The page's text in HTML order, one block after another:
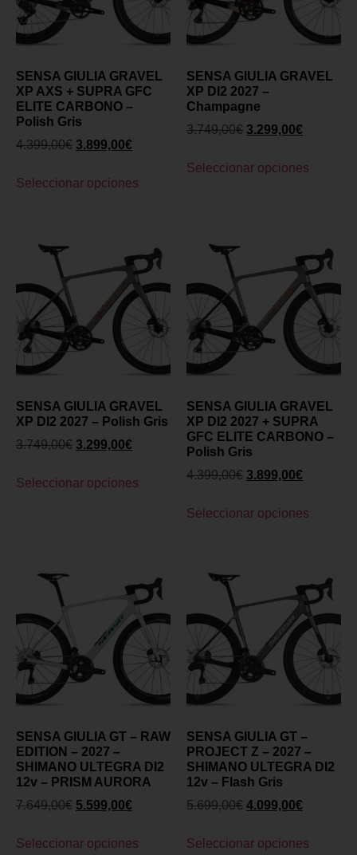
SENSA GIULIA GRAVEL
XP AXS + SUPRA GFC
ELITE CARBONO –
Polish Gris
4.399,00€ 3.899,00€
Seleccionar opciones
SENSA GIULIA GRAVEL
XP DI2 2027 –
Champagne
3.749,00€ 3.299,00€
Seleccionar opciones
SENSA GIULIA GRAVEL
XP DI2 2027 – Polish Gris
3.749,00€ 3.299,00€
Seleccionar opciones
SENSA GIULIA GRAVEL
XP DI2 2027 + SUPRA
GFC ELITE CARBONO –
Polish Gris
4.399,00€ 3.899,00€
Seleccionar opciones
SENSA GIULIA GT – RAW
EDITION – 2027 –
SHIMANO ULTEGRA DI2
12v – PRISM AURORA
7.649,00€ 5.599,00€
Seleccionar opciones
SENSA GIULIA GT –
PROJECT Z – 2027 –
SHIMANO ULTEGRA DI2
12v – Flash Gris
5.699,00€ 4.099,00€
Seleccionar opciones